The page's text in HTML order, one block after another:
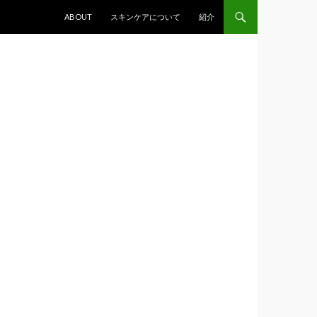
ABOUT
スキンケアについて 紹介